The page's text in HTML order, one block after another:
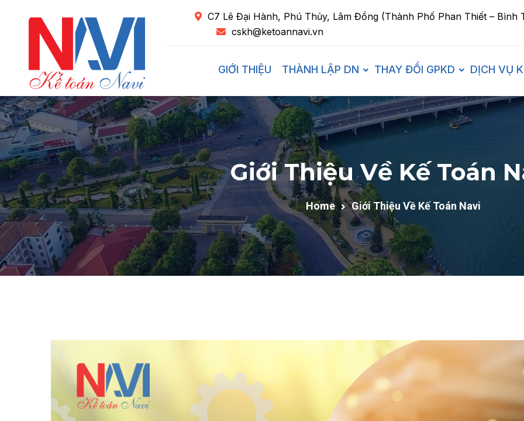
C7 Lê Đại Hành, Phú Thủy, Lâm Đồng (Thành Phố Phan Thiết – Bình
cskh@ketoannavi.vn
GIỚI THIỆU THÀNH LẬP DN THAY ĐỔI GPKD DỊCH VỤ
Giới Thiệu Về Kế Toán
Home Giới Thiệu Về Kế Toán Navi